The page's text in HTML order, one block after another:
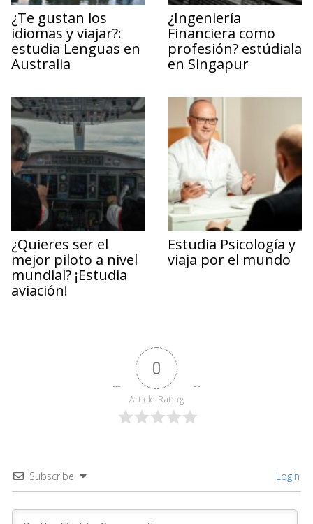
¿Te gustan los
idiomas y viajar?:
estudia Lenguas en
Australia
¿Ingeniería
Financiera como
profesión? estúdiala
en Singapur
¿Quieres ser el
mejor piloto a nivel
mundial? ¡Estudia
aviación!
Estudia Psicología y
viaja por el mundo
0
Article Rating
Subscribe Login